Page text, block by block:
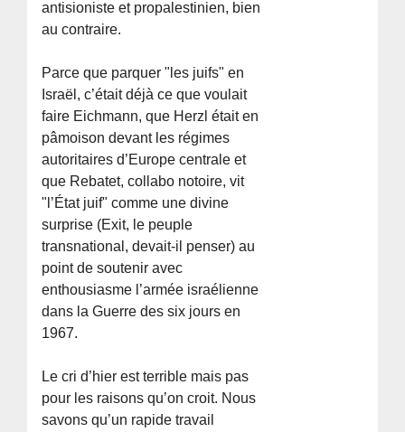
antisioniste et propalestinien, bien
au contraire.
Parce que parquer "les juifs" en
Israël, c’était déjà ce que voulait
faire Eichmann, que Herzl était en
pâmoison devant les régimes
autoritaires d’Europe centrale et
que Rebatet, collabo notoire, vit
"l’État juif" comme une divine
surprise (Exit, le peuple
transnational, devait-il penser) au
point de soutenir avec
enthousiasme l’armée israélienne
dans la Guerre des six jours en
1967.
Le cri d’hier est terrible mais pas
pour les raisons qu’on croit. Nous
savons qu’un rapide travail